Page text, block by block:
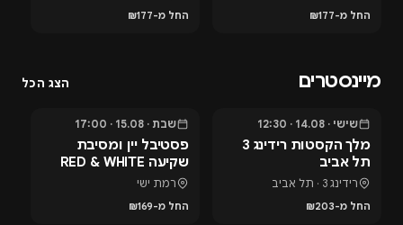
החל מ-₪177 החל מ-₪177
מיינסטרים הצג הכל
בעוד 5 ימיםשישי · 14.08 · 12:30
מלך הקסטות רידינג 3
תל אביב
רידינג 3 · תל אביב
החל מ-₪203
בעוד 6 ימיםשבת · 15.08 · 17:00
פסטיבל יין ומסיבת
שקיעה RED & WHITE
רמת ישי
החל מ-₪169